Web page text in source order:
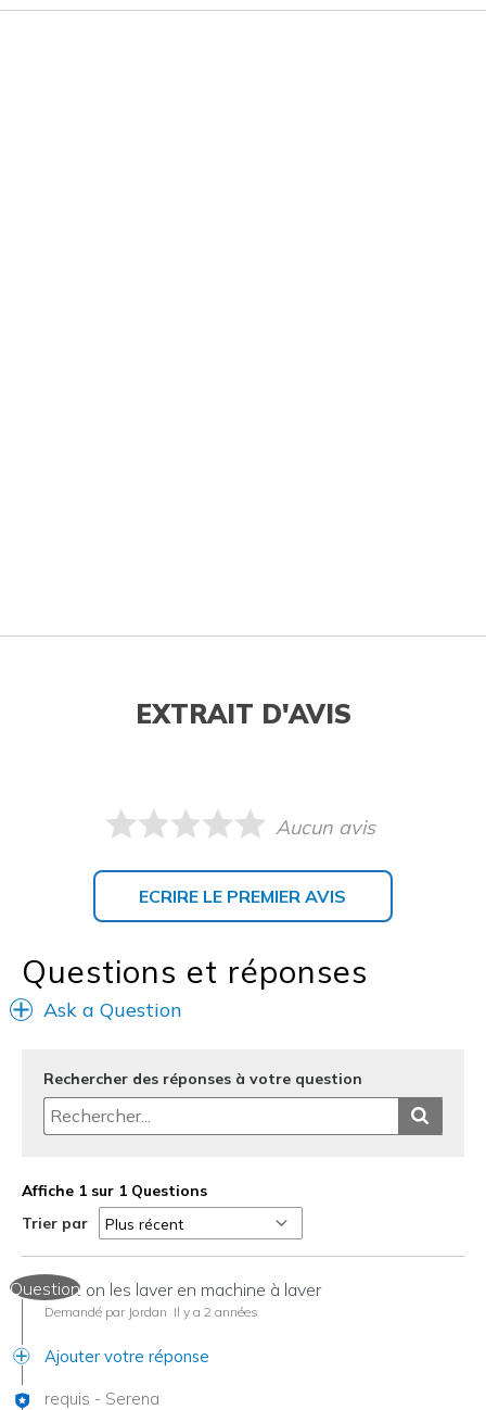
EXTRAIT D'AVIS
Aucun avis
ECRIRE LE PREMIER AVIS
Questions et réponses
Ask a Question
Rechercher des réponses à votre question
Affiche 1 sur 1 Questions
Trier par
QuestionPeut on les laver en machine à laver
Demandé par Jordan Il y a 2 années
Ajouter votre réponse
requis - Serena